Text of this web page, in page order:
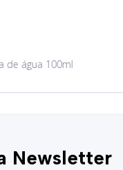
de água 100ml
Newsletter